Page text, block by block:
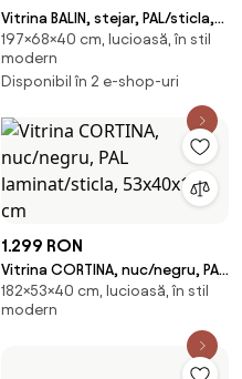
Vitrina BALIN, stejar, PAL/sticla,
cu iluminare LED, 68x40x197 cm
197×68×40 cm, lucioasă, în stil
modern
Disponibil în 2 e-shop-uri
1.299 RON
Vitrina CORTINA, nuc/negru, PAL
laminat/sticla, 53x40x182 cm
182×53×40 cm, lucioasă, în stil
modern